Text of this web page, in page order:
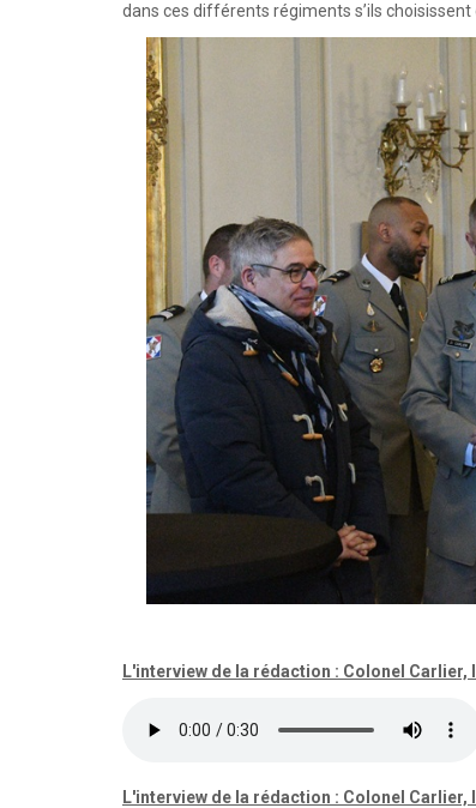
dans ces différents régiments s’ils choisissent
L'interview de la rédaction : Colonel
L'interview de la rédaction : Colonel